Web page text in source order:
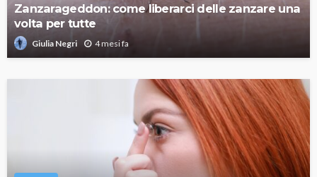
Zanzarageddon: come liberarci delle zanzare una
volta per tutte
Giulia Negri 4 mesi fa